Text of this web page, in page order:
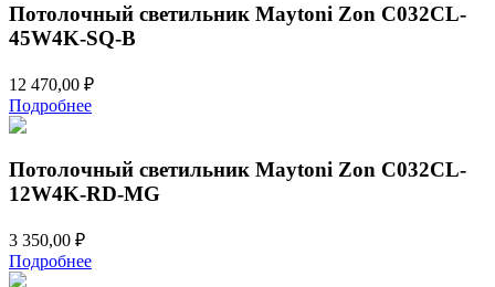
Потолочный светильник Maytoni Zon C032CL-
45W4K-SQ-B
12 470,00 ₽
Подробнее
Потолочный светильник Maytoni Zon C032CL-
12W4K-RD-MG
3 350,00 ₽
Подробнее